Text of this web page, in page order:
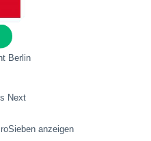
Berlin
Next
anzeigen